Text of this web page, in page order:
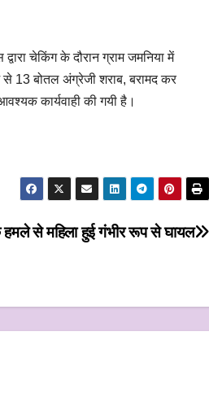
चेकिंग के दौरान ग्राम जमनिया में
13 बोतल अंग्रेजी शराब, बरामद कर
कार्यवाही की गयी है।
से महिला हुई गंभीर रूप से घायल